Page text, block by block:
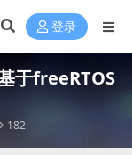
登录
于freeRTOS
182